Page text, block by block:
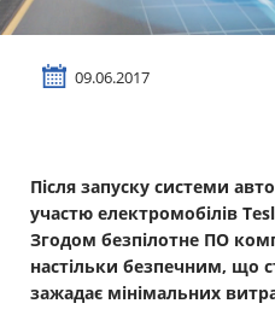
КАСКО
Автоюрист
Довідник компаній
Новини
Партнерська програма
09.06.2017
Після запуску системи
участю електромобілів
Згодом безпілотне ПО
настільки безпечним, що
зажадає мінімальних